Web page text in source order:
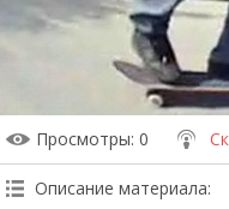
Просмотры: 0
Описание материала: